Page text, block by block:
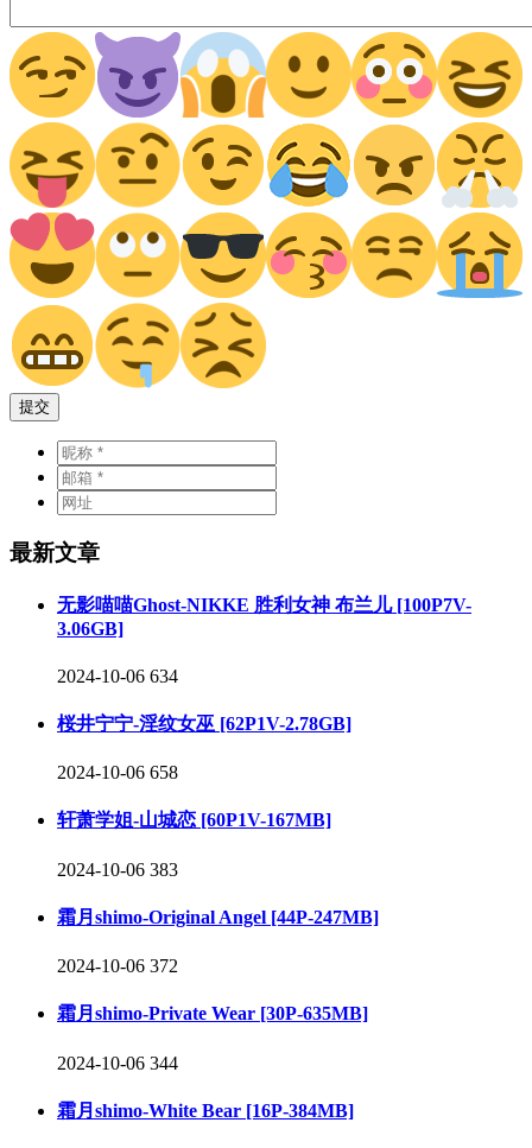
提交
最新文章
无影喵喵Ghost-NIKKE 胜利女神 布兰儿 [100P7V-
3.06GB]
2024-10-06 634
桜井宁宁-淫纹女巫 [62P1V-2.78GB]
2024-10-06 658
轩萧学姐-山城恋 [60P1V-167MB]
2024-10-06 383
霜月shimo-Original Angel [44P-247MB]
2024-10-06 372
霜月shimo-Private Wear [30P-635MB]
2024-10-06 344
霜月shimo-White Bear [16P-384MB]